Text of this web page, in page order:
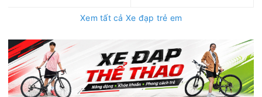
Xem tất cả Xe đạp trẻ em